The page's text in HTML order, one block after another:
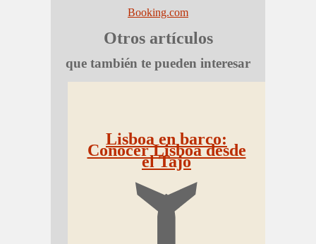
Booking.com
Otros artículos
que también te pueden interesar
Lisboa en barco:
Conocer Lisboa desde
el Tajo